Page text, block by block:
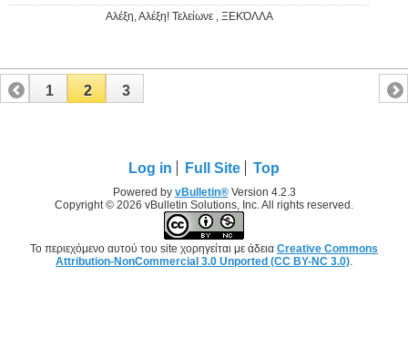
Αλέξη, Αλέξη! Τελείωνε , ΞΕΚΌΛΛΑ
1 2 3
Log in Full Site Top
Powered by vBulletin®Version 4.2.3
Copyright © 2026 vBulletin Solutions, Inc. All rights reserved.
Το περιεχόμενο αυτού του site χορηγείται με άδεια Creative Commons
Attribution-NonCommercial 3.0 Unported (CC BY-NC 3.0).